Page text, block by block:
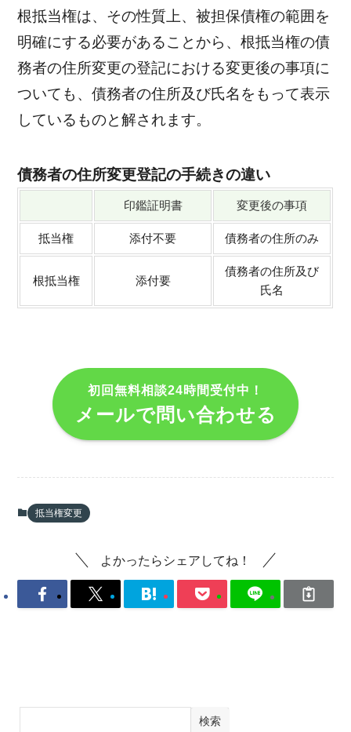
根抵当権は、その性質上、被担保債権の範囲を
明確にする必要があることから、根抵当権の債
務者の住所変更の登記における変更後の事項に
ついても、債務者の住所及び氏名をもって表示
しているものと解されます。
債務者の住所変更登記の手続きの違い
印鑑証明書 変更後の事項
抵当権 添付不要 債務者の住所のみ
根抵当権 添付要
債務者の住所及び
氏名
初回無料相談24時間受付中！
メールで問い合わせる
抵当権変更
よかったらシェアしてね！
検索